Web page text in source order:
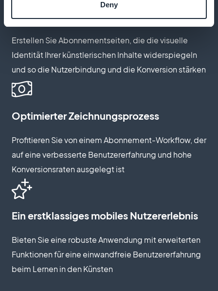
Deny
Anpassen von Abonnementseiten
Erstellen Sie Abonnementseiten, die die visuelle
Identität Ihrer künstlerischen Inhalte widerspiegeln
und so die Nutzerbindung und die Konversion stärken
Optimierter Zeichnungsprozess
Profitieren Sie von einem Abonnement-Workflow, der
auf eine verbesserte Benutzererfahrung und hohe
Konversionsraten ausgelegt ist
Ein erstklassiges mobiles Nutzererlebnis
Bieten Sie eine robuste Anwendung mit erweiterten
Funktionen für eine einwandfreie Benutzererfahrung
beim Lernen in den Künsten